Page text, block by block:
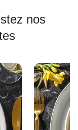
nos